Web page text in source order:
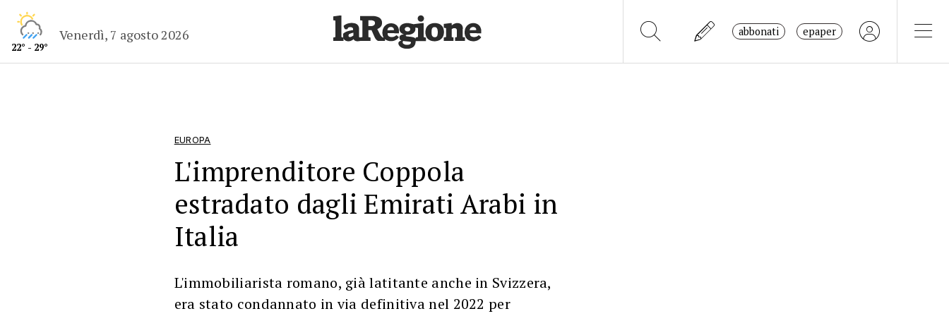
22° - 29°
Venerdì, 7 agosto 2026 abbonati epaper
EUROPA
L'imprenditore Coppola
estradato dagli Emirati Arabi in
Italia
L'immobiliarista romano, già latitante anche in Svizzera,
era stato condannato in via definitiva nel 2022 per